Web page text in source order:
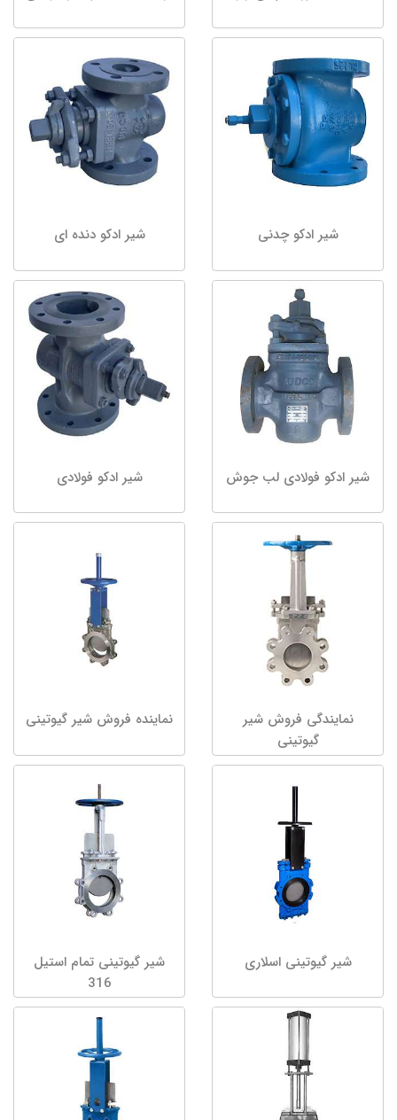
شیر ادکو چدنی شیر ادکو دنده ای
شیر ادکو فولادی لب جوش شیر ادکو فولادی
نمایندگی فروش شیر
گیوتینی
نماینده فروش شیر گیوتینی
شیر گیوتینی اسلاری
شیر گیوتینی تمام استیل
316